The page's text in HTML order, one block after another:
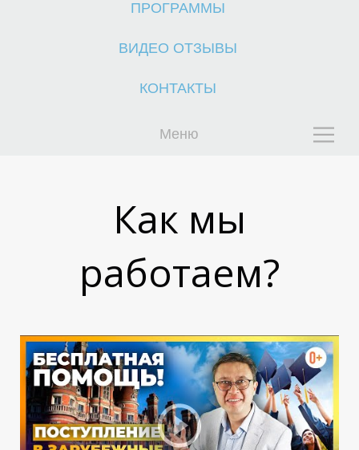
Е
ПРОГРАММЫ
ВИДЕО ОТЗЫВЫ
КОНТАКТЫ
Меню
Е
Как мы
работаем?